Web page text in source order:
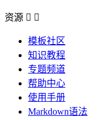
资源  
模板社区
知识教程
专题频道
帮助中心
使用手册
Markdown语法